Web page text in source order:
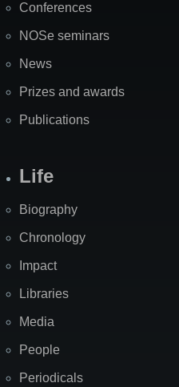
Conferences
NOSe seminars
News
Prizes and awards
Publications
Life
Biography
Chronology
Impact
Libraries
Media
People
Periodicals